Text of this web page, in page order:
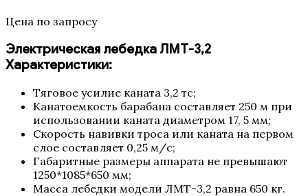
Цена по запросу
Электрическая лебедка ЛМТ-3,2
Характеристики:
Тяговое усилие каната 3,2 тс;
Канатоемкость барабана составляет 250 м при
использовании каната диаметром 17, 5 мм;
Скорость навивки троса или каната на первом
слое составляет 0,25 м/c;
Габаритные размеры аппарата не превышают
1250*1085*650 мм;
Масса лебедки модели ЛМТ-3,2 равна 650 кг.